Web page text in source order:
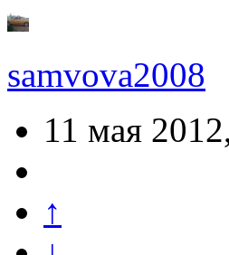
samvova2008
11 мая
↑